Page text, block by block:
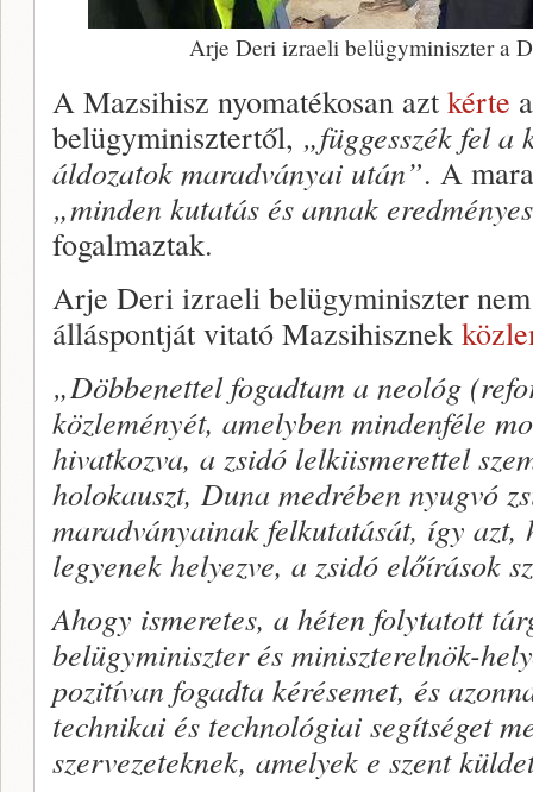
Arje Deri izraeli belügyminiszter a
A Mazsihisz nyomatékosan azt kérte
belügyminisztertől, „függesszék fel
áldozatok maradványai után”. A
„minden kutatás és annak
fogalmaztak.
Arje Deri izraeli belügyminiszter
álláspontját vitató Mazsihisznek
„Döbbenettel fogadtam a neológ
közleményét, amelyben mindenféle
hivatkozva, a zsidó lelkiismerettel
holokauszt, Duna medrében nyugvó
maradványainak felkutatását, így azt,
legyenek helyezve, a zsidó előírások
Ahogy ismeretes, a héten folytatott
belügyminiszter és miniszterelnök-
pozitívan fogadta kérésemet, és
technikai és technológiai segítséget
szervezeteknek, amelyek e szent